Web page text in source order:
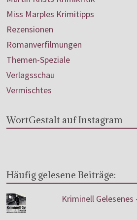
Miss Marples Krimitipps
Rezensionen
Romanverfilmungen
Themen-Speziale
Verlagsschau
Vermischtes
WortGestalt auf Instagram
Häufig gelesene Beiträge:
Kriminell